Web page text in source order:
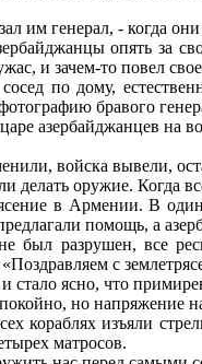
им генерал, - когда
опять за
и зачем-то повел
сосед по дому,
бравого
азербайджанцев на
войска вывели,
делать оружие. Когда
в Армении. В
помощь, а
был разрушен, все
с
и стало ясно, что
но напряжение
кораблях изъяли
матросов.